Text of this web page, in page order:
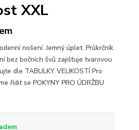
XXL
nošení. Jemný úplet. Průkrčník
bez bočních švů zajišťuje tvarovou
dle TABULKY VELIKOSTÍ Pro
řídit se POKYNY PRO ÚDRŽBU